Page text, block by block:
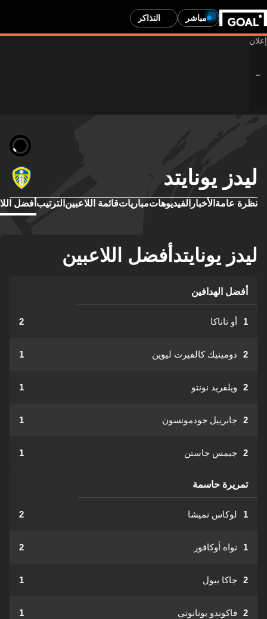
مباشر التذاكر
ليدز يونايتد
نظرة عامة الأخبار الفيديوهاتمبارياتقائمة اللاعبين الترتيب أفضل
ليدز يونايتدأفضل اللاعبين
أفضل الهدافين
1 أو تاناكا 2
2 دومينيك كالفيرت ليوين 1
2 ويلفريد نونتو 1
2 جابرييل جودمونسون 1
2 جيمس جاستن 1
تمريرة حاسمة
1 لوكاس نميشا 2
1 نواه أوكافور 2
2 جاكا بيول 1
2 فاكوندو بونانوتي 1